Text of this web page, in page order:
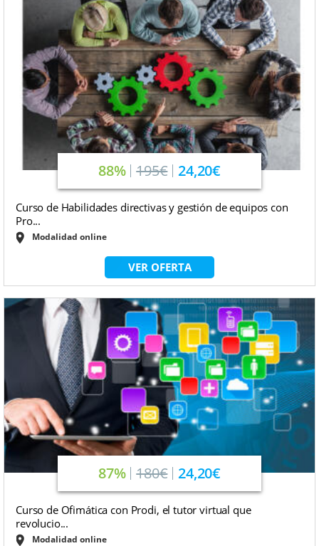
88% 195€ 24,20€
Curso de Habilidades directivas y gestión de equipos con
Pro...
Modalidad online
VER OFERTA
87% 180€ 24,20€
Curso de Ofimática con Prodi, el tutor virtual que
revolucio...
Modalidad online